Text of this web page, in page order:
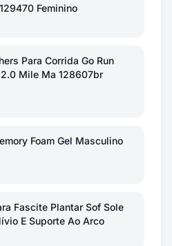
Feminino
Para Corrida Go Run
Mile Ma 128607br
Foam Gel Masculino
Fascite Plantar Sof Sole
E Suporte Ao Arco